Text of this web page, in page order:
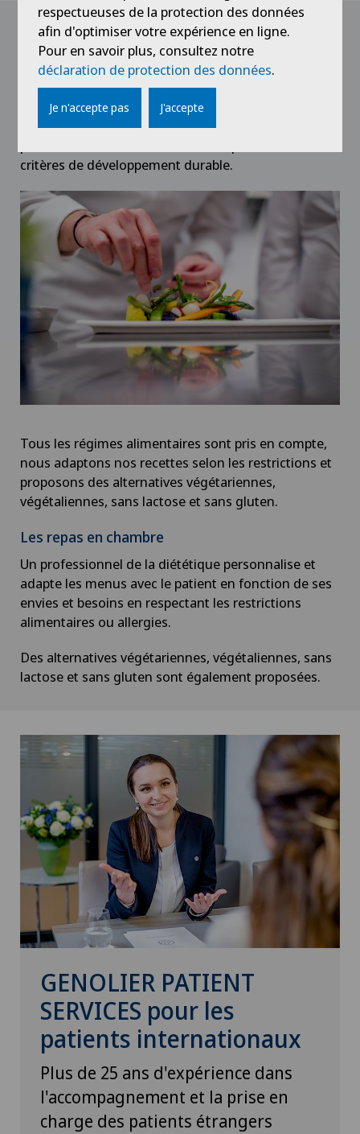
Concept : SAVEURS &
EQUILIBRE
C'est notre signature culinaire qui met en avant une
cuisine équilibrée et savoureuse, composée de
critères de développement durable.
Tous les régimes alimentaires sont pris en compte,
nous adaptons nos recettes selon les restrictions et
proposons des alternatives végétariennes,
végétaliennes, sans lactose et sans gluten.
Les repas en chambre
Un professionnel de la diététique personnalise et
adapte les menus avec le patient en fonction de ses
envies et besoins en respectant les restrictions
alimentaires ou allergies.
Des alternatives végétariennes, végétaliennes, sans
lactose et sans gluten sont également proposées.
GENOLIER PATIENT
SERVICES pour les
patients internationaux
Plus de 25 ans d'expérience dans
l'accompagnement et la prise en
charge des patients étrangers
respectueuses de la protection des données
afin d'optimiser votre expérience en ligne.
Pour en savoir plus, consultez notre
déclaration de protection des données.
Je n'accepte pas J'accepte